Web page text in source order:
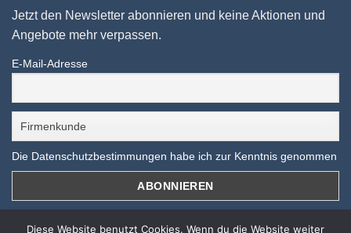
Jetzt den Newsletter abonnieren und keine Aktionen und
Angebote mehr verpassen.
E-Mail-Adresse
Die Datenschutzbestimmungen habe ich zur Kenntnis genommen
Diese Website benutzt Cookies. Wenn du die Website weiter